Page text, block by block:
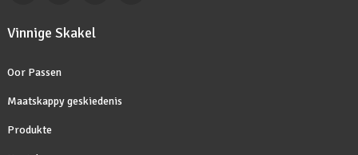
Vinnige Skakel
Oor Passen
Maatskappy geskiedenis
Produkte